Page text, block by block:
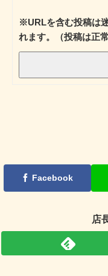
※URLを含む投稿は
れます。（投稿は正
Facebook
店